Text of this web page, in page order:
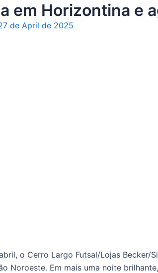
em Horizontina e
de April de 2025
o Cerro Largo Futsal/Lojas
Noroeste. Em mais uma noite